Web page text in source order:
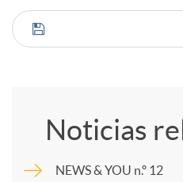
C
Noticias
NEWS & YOU n.º 12